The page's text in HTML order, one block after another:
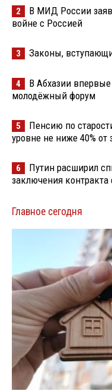
2
В МИД России
войне с Россией
3 Законы,
4
В Абхазии
молодёжный форум
5
Пенсию по
уровне не ниже 40% от
6
Путин расширил
заключения
Главное сегодня